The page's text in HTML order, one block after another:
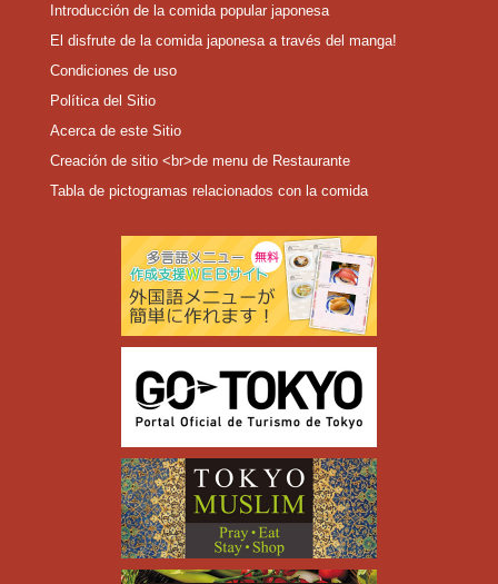
Introducción de la comida popular japonesa
El disfrute de la comida japonesa a través del manga!
Condiciones de uso
Política del Sitio
Acerca de este Sitio
Creación de sitio <br>de menu de Restaurante
Tabla de pictogramas relacionados con la comida